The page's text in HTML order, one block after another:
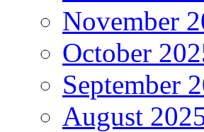
November
October
September
August